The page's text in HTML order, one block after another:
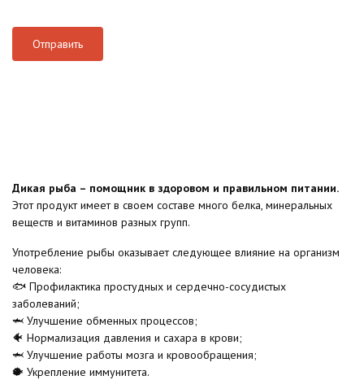
Дикая рыба – помощник в здоровом и правильном питании.
Этот продукт имеет в своем составе много белка, минеральных
веществ и витаминов разных групп.
Употребление рыбы оказывает следующее влияние на организм
человека:
🐟 Профилактика простудных и сердечно-сосудистых
заболеваний;
🦈 Улучшение обменных процессов;
🐠 Нормализация давления и сахара в крови;
🦈 Улучшение работы мозга и кровообращения;
🐡 Укрепление иммунитета.